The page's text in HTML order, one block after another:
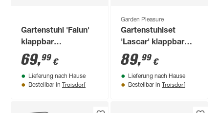
Gartenstuhl 'Falun'
klappbar
Akazienholz braun
46 x 89 x 54,5 cm
69,99 €
Lieferung nach Hause
Bestellbar in Troisdorf
Garden Pleasure
Gartenstuhlset
'Lascar' klappbar
Aluminium weiß 2
Stück
89,99 €
Lieferung nach Hause
Bestellbar in Troisdorf